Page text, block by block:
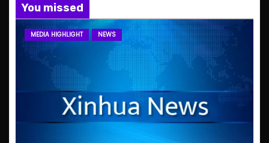
You missed
MEDIA HIGHLIGHT NEWS